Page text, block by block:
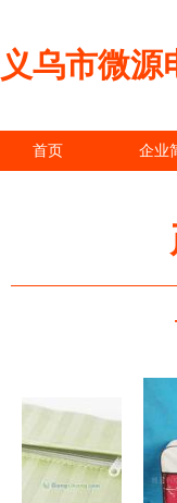
义乌市微源
首页 企业